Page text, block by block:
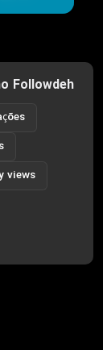
Followdeh
views